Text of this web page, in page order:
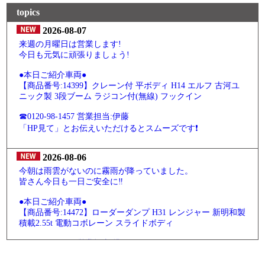
topics
2026-08-07
来週の月曜日は営業します!
今日も元気に頑張りましょう!
●本日ご紹介車両●
【商品番号:14399】クレーン付 平ボディ H14 エルフ 古河ユ
ニック製 3段ブーム ラジコン付(無線) フックイン
☎0120-98-1457 営業担当:伊藤
「HP見て」とお伝えいただけるとスムーズです❗
2026-08-06
今朝は雨雲がないのに霧雨が降っていました。
皆さん今日も一日ご安全に‼
●本日ご紹介車両●
【商品番号:14472】ローダーダンプ H31 レンジャー 新明和製
積載2.55t 電動コボレーン スライドボディ